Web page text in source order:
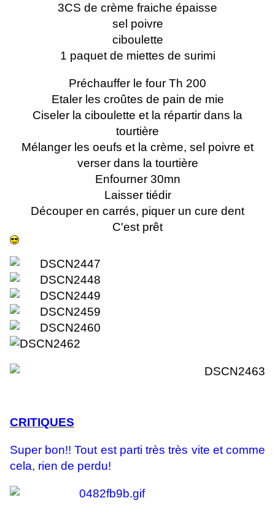
3CS de crème fraiche épaisse
sel poivre
ciboulette
1 paquet de miettes de surimi
Préchauffer le four Th 200
Etaler les croûtes de pain de mie
Ciseler la ciboulette et la répartir dans la
tourtière
Mélanger les oeufs et la crème, sel poivre et
verser dans la tourtière
Enfourner 30mn
Laisser tiédir
Découper en carrés, piquer un cure dent
C'est prêt
CRITIQUES
Super bon!! Tout est parti très très vite et comme
cela, rien de perdu!